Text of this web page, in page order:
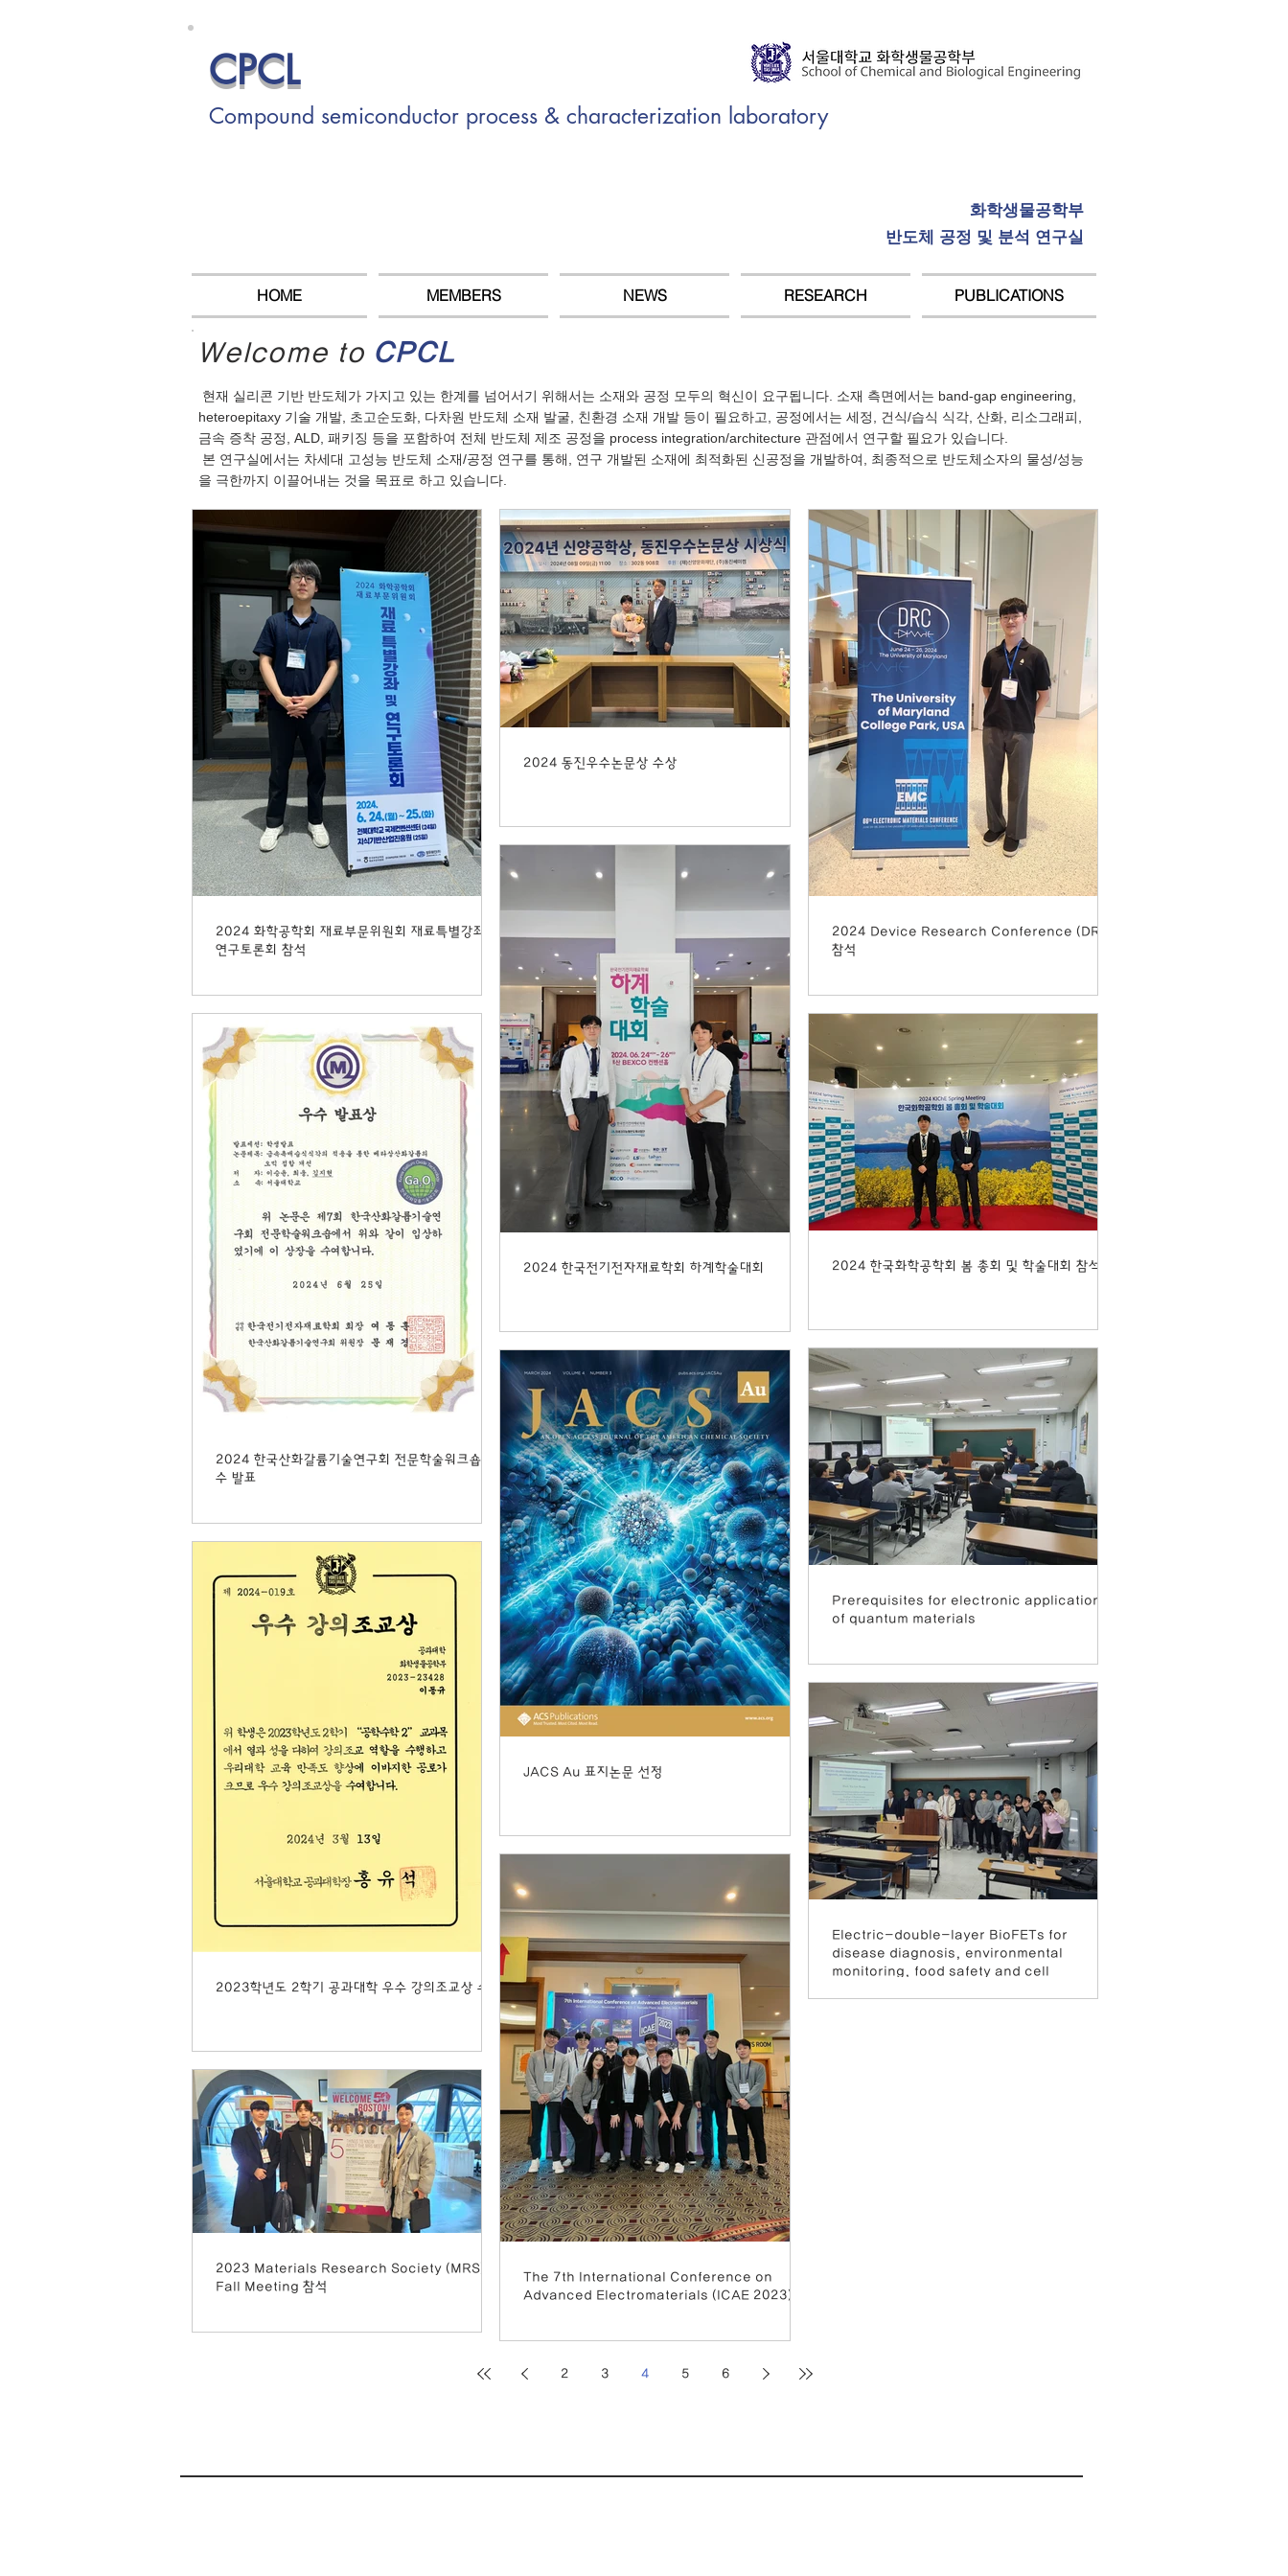
CPCL
Compound semiconductor process & characterization laboratory
화학생물공학부
반도체 공정 및 분석 연구실
HOME MEMBERS NEWS RESEARCH PUBLICATIONS
Welcome to CPCL
현재 실리콘 기반 반도체가 가지고 있는 한계를 넘어서기 위해서는 소재와 공정 모두의 혁신이 요구됩니다. 소재 측면에서는 band-gap engineering,
heteroepitaxy 기술 개발, 초고순도화, 다차원 반도체 소재 발굴, 친환경 소재 개발 등이 필요하고, 공정에서는 세정, 건식/습식 식각, 산화, 리소그래피,
금속 증착 공정, ALD, 패키징 등을 포함하여 전체 반도체 제조 공정을 process integration/architecture 관점에서 연구할 필요가 있습니다.
본 연구실에서는 차세대 고성능 반도체 소재/공정 연구를 통해, 연구 개발된 소재에 최적화된 신공정을 개발하여, 최종적으로 반도체소자의 물성/성능
을 극한까지 이끌어내는 것을 목표로 하고 있습니다.
2024 화학공학회 재료부문위원회 재료특별강좌 및
연구토론회 참석
2024 동진우수논문상 수상
2024 Device Research Conference (DRC)
참석
2024 한국산화갈륨기술연구회 전문학술워크숍-우
수 발표
2024 한국전기전자재료학회 하계학술대회 2024 한국화학공학회 봄 총회 및 학술대회 참석
2023학년도 2학기 공과대학 우수 강의조교상 수상
JACS Au 표지논문 선정
Prerequisites for electronic applications
of quantum materials
2023 Materials Research Society (MRS)
Fall Meeting 참석
The 7th International Conference on
Advanced Electromaterials (ICAE 2023)
Electric-double-layer BioFETs for
disease diagnosis, environmental
monitoring, food safety and cell
2 3 4 5 6